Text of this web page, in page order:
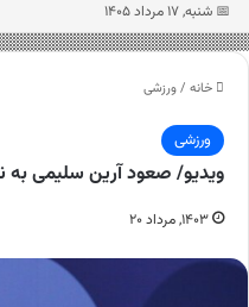
📅 شنبه, ۱۷ مرداد ۱۴۰۵
خانه /ورزشی
ورزشی
ویدیو/ صعود آرین سلیمی به
۱۴۰۳, مرداد ۲۰